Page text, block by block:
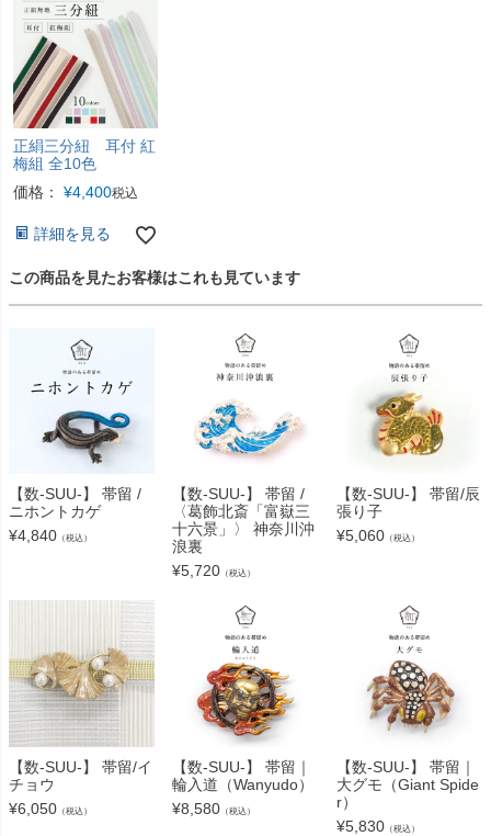
正絹三分紐 耳付 紅
梅組 全10色
価格：
¥4,400税込
詳細を見る
この商品を見たお客様はこれも見ています
【数-SUU-】 帯留 /
ニホントカゲ
¥4,840 （税込）
【数-SUU-】 帯留 /
〈葛飾北斎「富嶽三
十六景」〉 神奈川沖
浪裏
¥5,720 （税込）
【数-SUU-】 帯留/辰
張り子
¥5,060（税込）
【数-SUU-】 帯留/イ
チョウ
¥6,050 （税込）
【数-SUU-】 帯留｜
輪入道（Wanyudo）
¥8,580 （税込）
【数-SUU-】 帯留｜
大グモ（Giant Spide
r）
¥5,830（税込）